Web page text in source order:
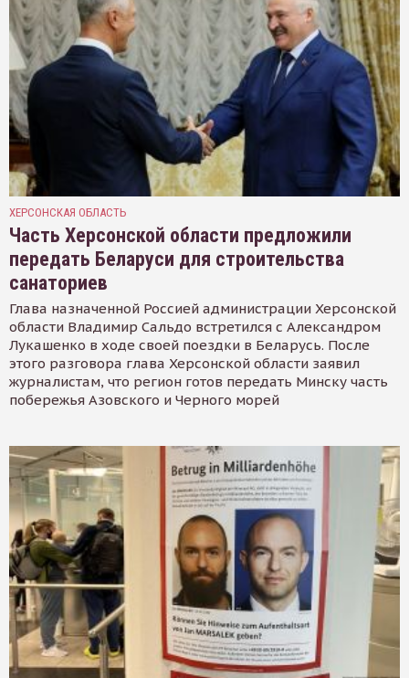
ХЕРСОНСКАЯ ОБЛАСТЬ
Часть Херсонской области предложили
передать Беларуси для строительства
санаториев
Глава назначенной Россией администрации Херсонской
области Владимир Сальдо встретился с Александром
Лукашенко в ходе своей поездки в Беларусь. После
этого разговора глава Херсонской области заявил
журналистам, что регион готов передать Минску часть
побережья Азовского и Черного морей